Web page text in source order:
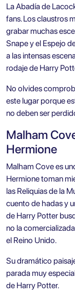
La Abadía de
fans. Los claustros
grabar muchas
Snape y el Espejo
a las intensas
rodaje de Harry
No olvides
este lugar porque
no deben ser
Malham
Hermione
Malham Cove es
Hermione toman
las Reliquias de la
cuento de hadas y
de Harry Potter
no la
el Reino Unido.
Su dramático
parada muy
de Harry Potter.